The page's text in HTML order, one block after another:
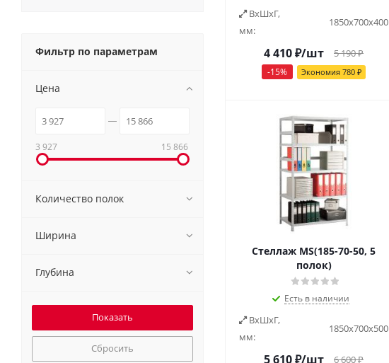
ВxШxГ,
мм:
1850х700х400
4 410₽/шт 5 190₽
-15% Экономия 780₽
Стеллаж MS(185-70-50, 5
полок)
Есть в наличии
ВxШxГ,
мм:
1850х700х500
5 610₽/шт 6 600₽
Фильтр по параметрам
Цена
3 927 15 866
Количество полок
Ширина
Глубина
Сбросить